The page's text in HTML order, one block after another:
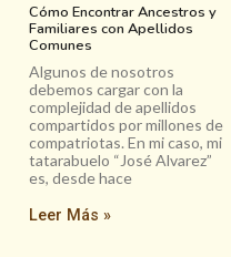
Cómo Encontrar Ancestros y
Familiares con Apellidos
Comunes
Algunos de nosotros
debemos cargar con la
complejidad de apellidos
compartidos por millones de
compatriotas. En mi caso, mi
tatarabuelo “José Alvarez”
es, desde hace
Leer Más »